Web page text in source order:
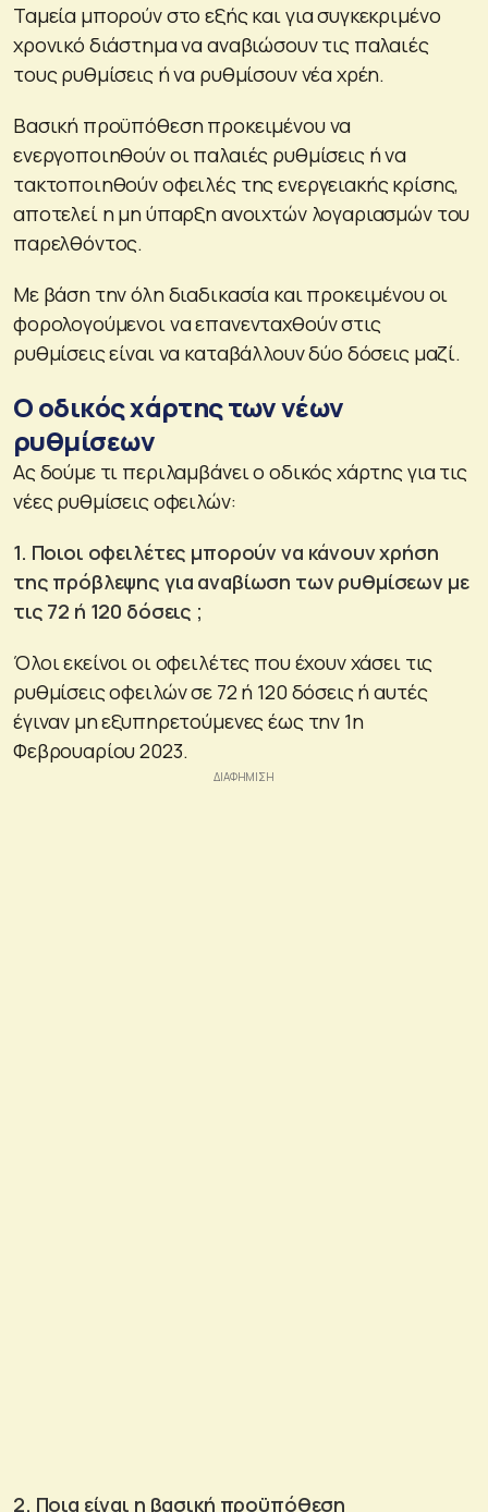
Ταμεία μπορούν στο εξής και για συγκεκριμένο
χρονικό διάστημα να αναβιώσουν τις παλαιές
τους ρυθμίσεις ή να ρυθμίσουν νέα χρέη.
Βασική προϋπόθεση προκειμένου να
ενεργοποιηθούν οι παλαιές ρυθμίσεις ή να
τακτοποιηθούν οφειλές της ενεργειακής κρίσης,
αποτελεί η μη ύπαρξη ανοιχτών λογαριασμών του
παρελθόντος.
Με βάση την όλη διαδικασία και προκειμένου οι
φορολογούμενοι να επανενταχθούν στις
ρυθμίσεις είναι να καταβάλλουν δύο δόσεις μαζί.
Ο οδικός χάρτης των νέων
ρυθμίσεων
Ας δούμε τι περιλαμβάνει ο οδικός χάρτης για τις
νέες ρυθμίσεις οφειλών:
1. Ποιοι οφειλέτες μπορούν να κάνουν χρήση
της πρόβλεψης για αναβίωση των ρυθμίσεων με
τις 72 ή 120 δόσεις ;
Όλοι εκείνοι οι οφειλέτες που έχουν χάσει τις
ρυθμίσεις οφειλών σε 72 ή 120 δόσεις ή αυτές
έγιναν μη εξυπηρετούμενες έως την 1η
Φεβρουαρίου 2023.
2. Ποια είναι η βασική προϋπόθεση